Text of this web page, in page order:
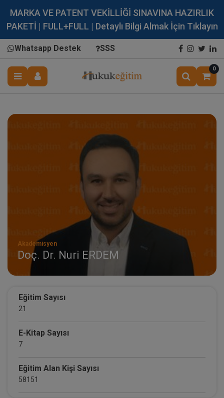
MARKA VE PATENT VEKİLLİĞİ SINAVINA HAZIRLIK
PAKETİ | FULL+FULL | Detaylı Bilgi Almak İçin Tıklayın
Whatsapp Destek SSS
0
Akademisyen
Doç. Dr. Nuri ERDEM
Eğitim Sayısı
21
E-Kitap Sayısı
7
Eğitim Alan Kişi Sayısı
58151